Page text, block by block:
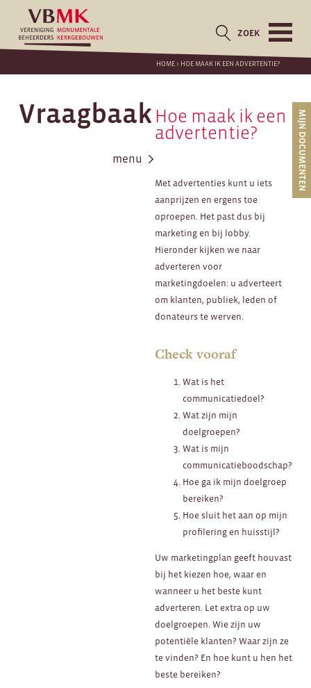
ZOEK
HOME> HOE MAAK IK EEN ADVERTENTIE?
Vraagbaak
menu MIJN DOCUMENTEN
Hoe maak ik een
advertentie?
Met advertenties kunt u iets
aanprijzen en ergens toe
oproepen. Het past dus bij
marketing en bij lobby.
Hieronder kijken we naar
adverteren voor
marketingdoelen: u adverteert
om klanten, publiek, leden of
donateurs te werven.
Check vooraf
Wat is het
communicatiedoel?
Wat zijn mijn
doelgroepen?
Wat is mijn
communicatieboodschap?
Hoe ga ik mijn doelgroep
bereiken?
Hoe sluit het aan op mijn
profilering en huisstijl?
Uw marketingplan geeft houvast
bij het kiezen hoe, waar en
wanneer u het beste kunt
adverteren. Let extra op uw
doelgroepen. Wie zijn uw
potentiële klanten? Waar zijn ze
te vinden? En hoe kunt u hen het
beste bereiken?